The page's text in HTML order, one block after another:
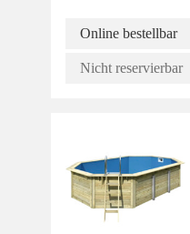
Online bestellbar
Nicht reservierbar